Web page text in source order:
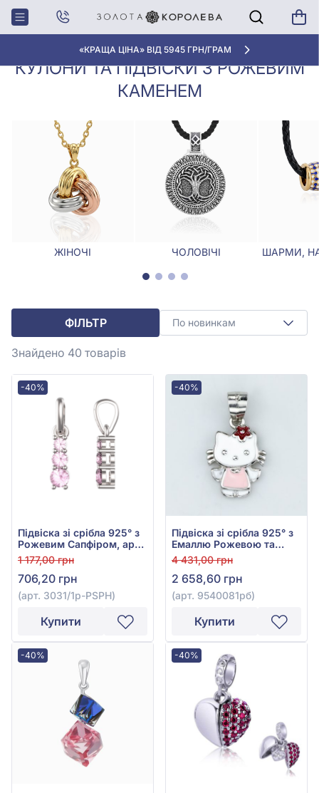
«КРАЩА ЦІНА» ВІД 5945 ГРН/ГРАМ
Головна
Кулони,
Підвіски
Кулони та підвіски з рожевим
каменем
КУЛОНИ ТА ПІДВІСКИ З РОЖЕВИМ
КАМЕНЕМ
ЖІНОЧІ ЧОЛОВІЧІ ШАРМИ,
ФІЛЬТР По новинкам
Знайдено 40 товарів
-40%
Підвіска зі срібла 925° з
Рожевим Сапфіром, арт.
3031/1p-PSPH
1 177,00 грн
706,20 грн
(арт. 3031/1p-PSPH)
Купити
-40%
Підвіска зі срібла 925° з
Емаллю Рожевою та
Емаллю Червоною, арт.
9540081рб
4 431,00 грн
2 658,60 грн
(арт. 9540081рб)
Купити
-40% -40%